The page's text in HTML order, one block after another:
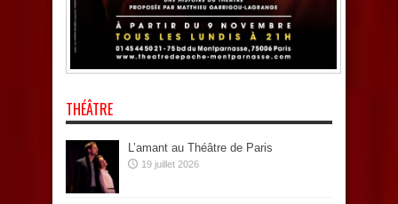
THÉÂTRE
L’amant au Théâtre de Paris
19 juillet 2026